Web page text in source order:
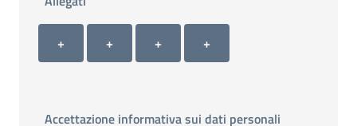
Allegato 1
+
Allegato 2
+
Allegato 3
+
Allegato 4
+
Accettazione informativa sui dati personali